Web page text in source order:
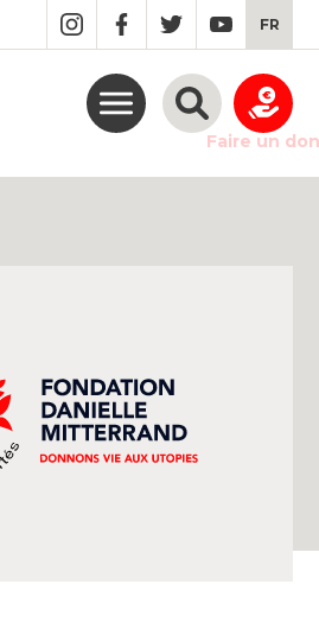
FR
Faire un don